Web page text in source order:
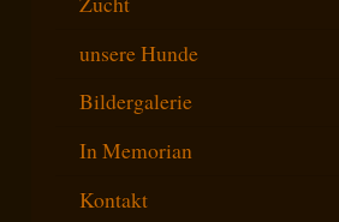
unsere Hunde
Bildergalerie
In Memorian
Kontakt